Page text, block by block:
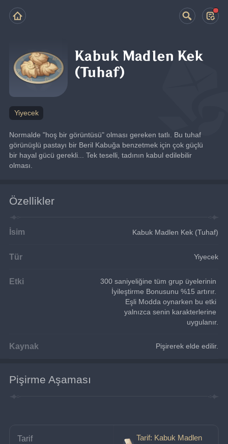
Kabuk Madlen Kek
(Tuhaf)
Yiyecek
Normalde "hoş bir görüntüsü" olması gereken tatlı. Bu tuhaf
görünüşlü pastayı bir Beril Kabuğa benzetmek için çok güçlü
bir hayal gücü gerekli... Tek teselli, tadının kabul edilebilir
olması.
Özellikler
İsim Kabuk Madlen Kek (Tuhaf)
Tür Yiyecek
Etki
300 saniyeliğine tüm grup üyelerinin
İyileştirme Bonusunu %15 artırır.
Eşli Modda oynarken bu etki
yalnızca senin karakterlerine
uygulanır.
Kaynak Pişirerek elde edilir.
Pişirme Aşaması
Tarif
Tarif: Kabuk Madlen